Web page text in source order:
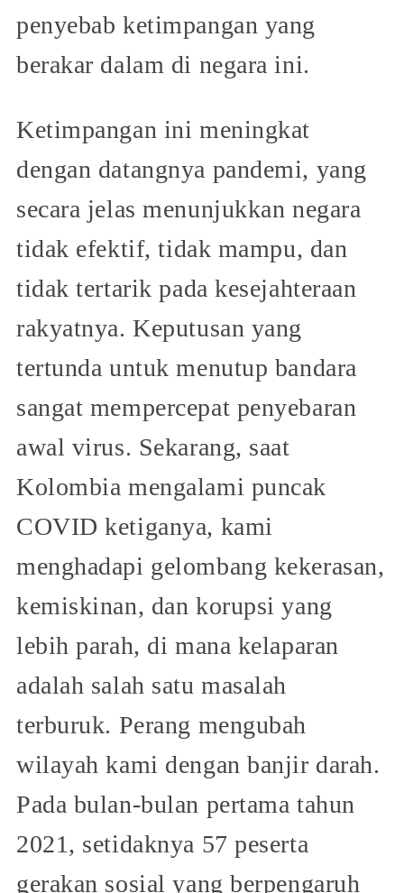
penyebab ketimpangan yang
berakar dalam di negara ini.
Ketimpangan ini meningkat
dengan datangnya pandemi, yang
secara jelas menunjukkan negara
tidak efektif, tidak mampu, dan
tidak tertarik pada kesejahteraan
rakyatnya. Keputusan yang
tertunda untuk menutup bandara
sangat mempercepat penyebaran
awal virus. Sekarang, saat
Kolombia mengalami puncak
COVID ketiganya, kami
menghadapi gelombang kekerasan,
kemiskinan, dan korupsi yang
lebih parah, di mana kelaparan
adalah salah satu masalah
terburuk. Perang mengubah
wilayah kami dengan banjir darah.
Pada bulan-bulan pertama tahun
2021, setidaknya 57 peserta
gerakan sosial yang berpengaruh